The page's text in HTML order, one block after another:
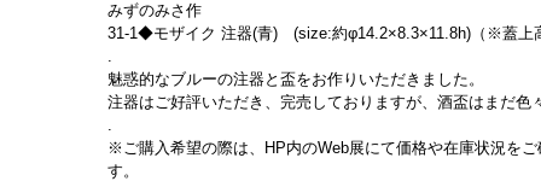
みずのみさ作
31-1◆モザイク 注器(青)　(size:約φ14.2×8.3×11.8h)（※蓋
.
魅惑的なブルーの注器と盃をお作りいただきました。
注器はご好評いただき、完売しておりますが、酒盃はまだ
.
※ご購入希望の際は、HP内のWeb展にて価格や在庫状況を
す。